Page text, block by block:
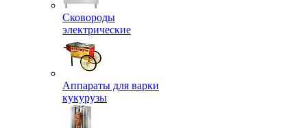
Сковороды
электрические
Аппараты для варки
кукурузы